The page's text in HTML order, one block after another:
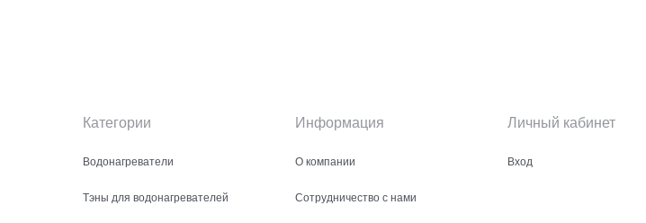
Категории
Водонагреватели
Тэны для водонагревателей
Информация
О компании
Сотрудничество с нами
Личный кабинет
Вход